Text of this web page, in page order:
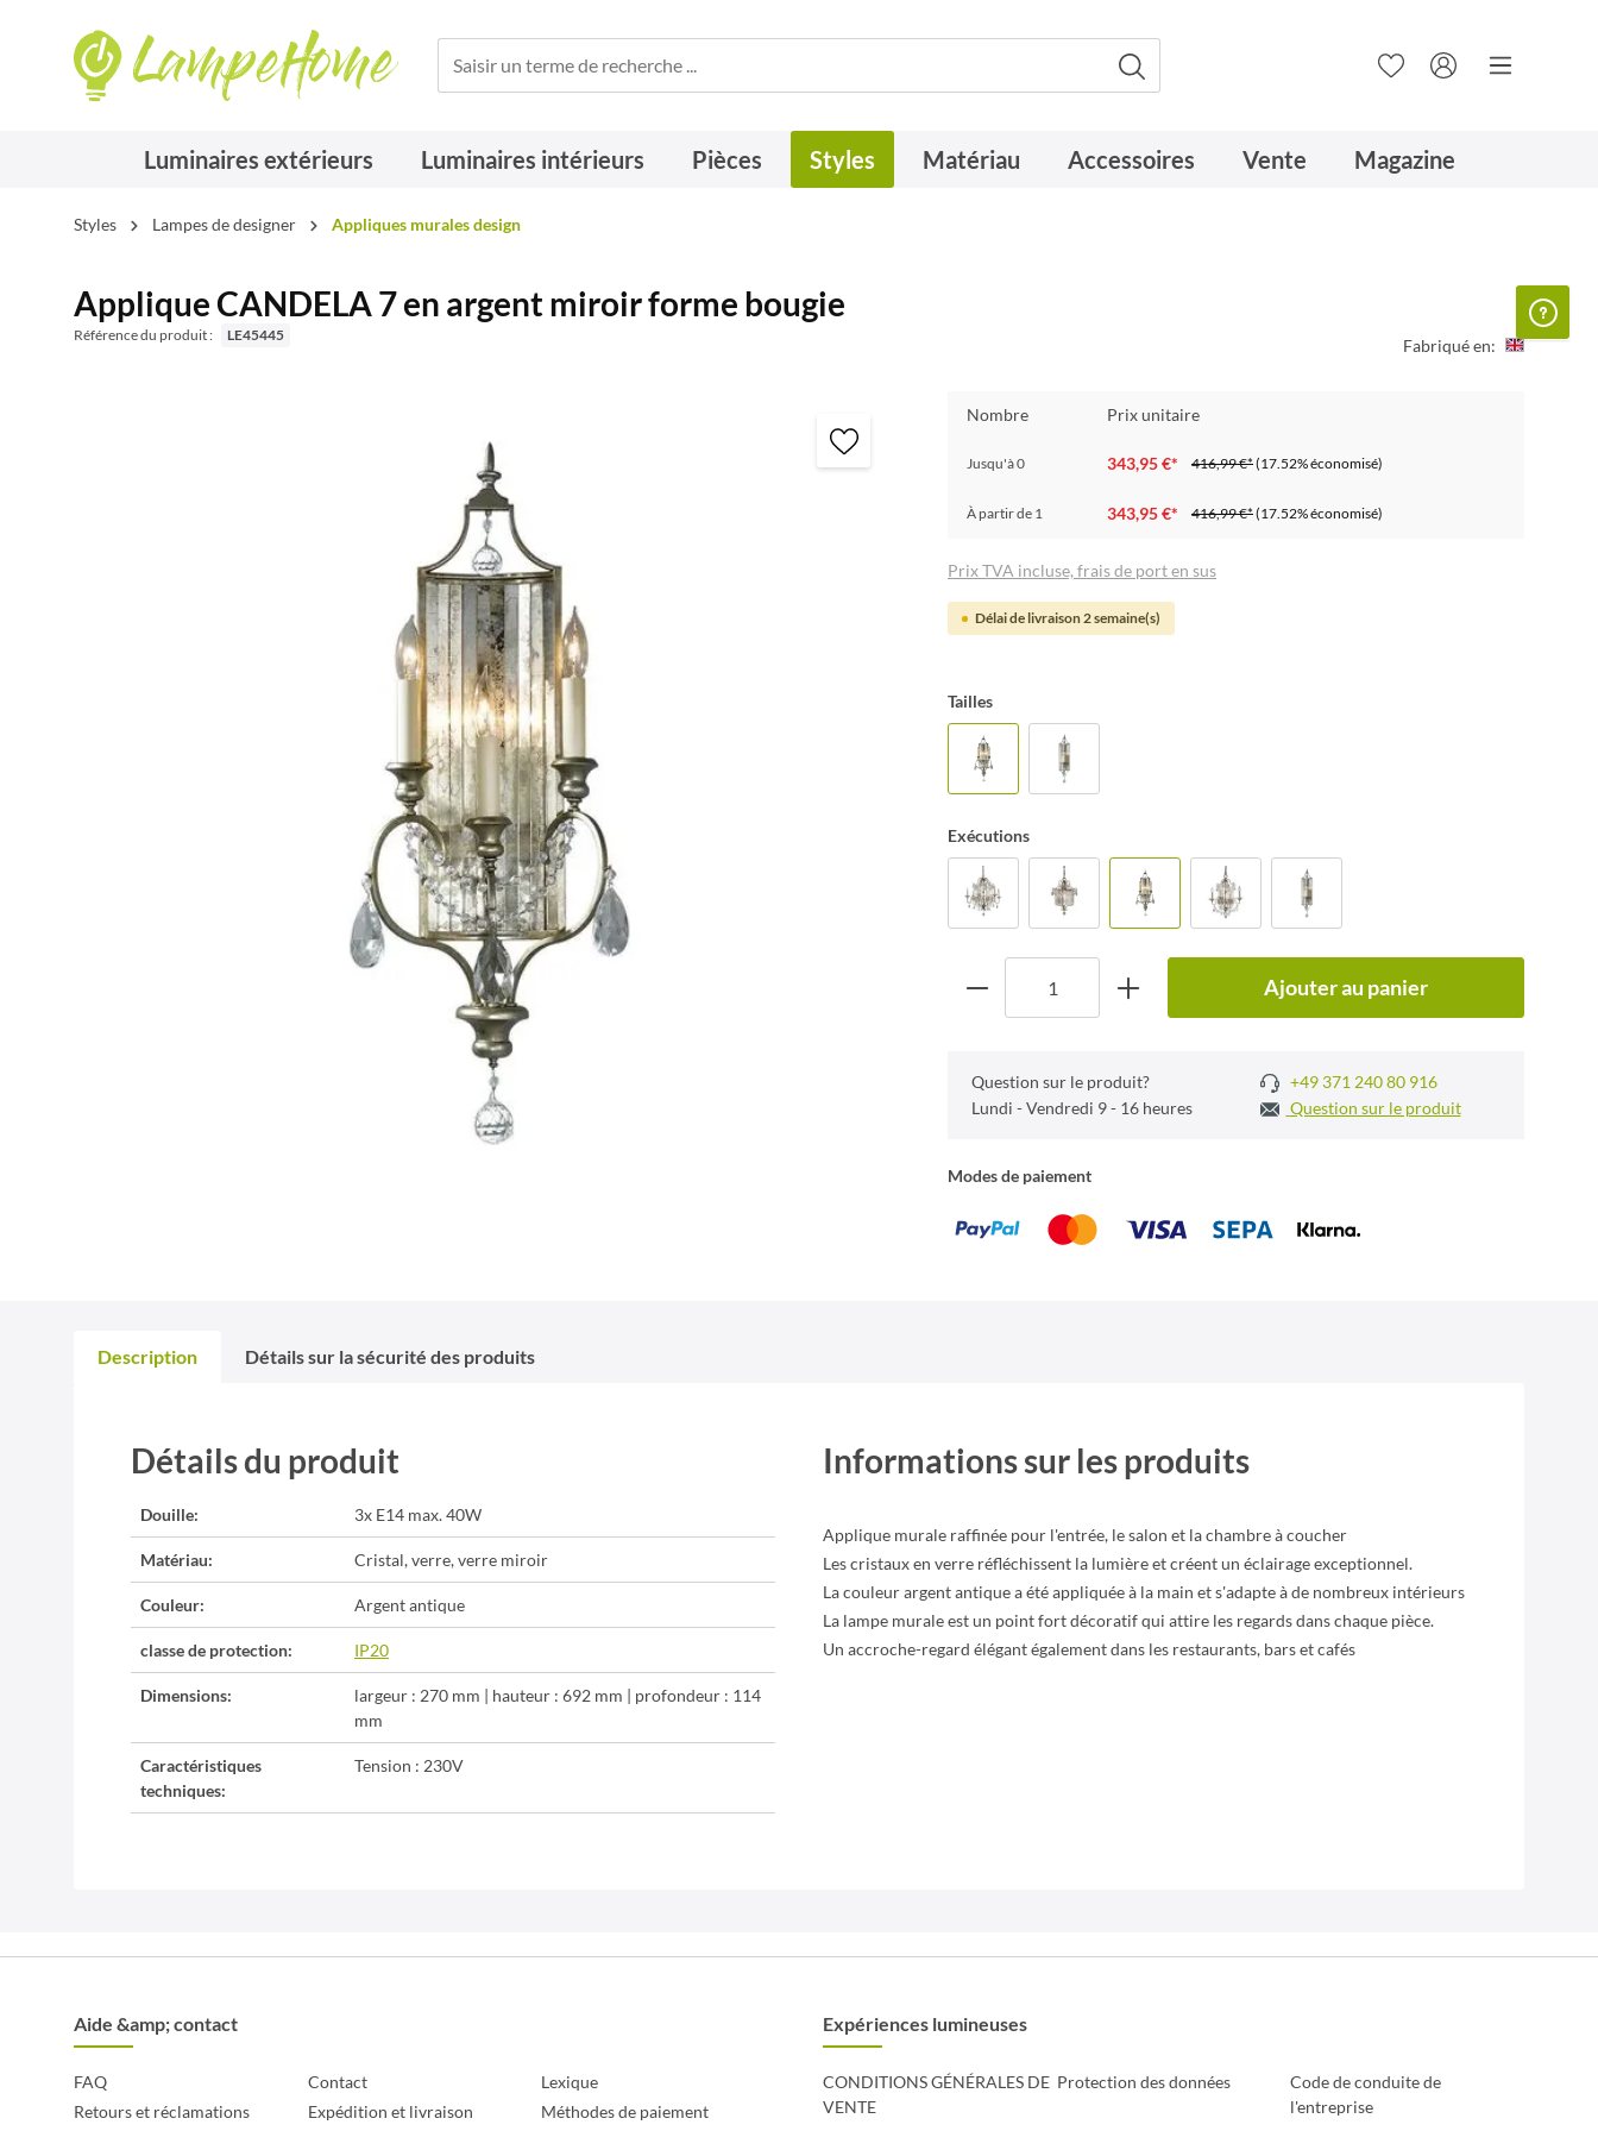
Luminaires extérieurs Luminaires intérieurs Pièces Styles Matériau Accessoires Vente Magazine
Styles Lampes de designer Appliques murales design
Applique CANDELA 7 en argent miroir forme bougie
Référence du produit : LE45445 Fabriqué en:
Nombre Prix unitaire
Jusqu'à0 343,95 €* 416,99 €*(17.52% économisé)
À partir de 1 343,95 €* 416,99 €*(17.52% économisé)
Prix TVA incluse, frais de port en sus
Délai de livraison 2 semaine(s)
Tailles
Exécutions
Ajouter au panier
Question sur le produit?
+49 371 240 80 916
Lundi - Vendredi 9 - 16 heures
Question sur le produit
Modes de paiement
Description Détails sur la sécurité des produits
Détails du produit
Douille: 3x E14 max. 40W
Matériau: Cristal, verre, verre miroir
Couleur: Argent antique
classe de protection: IP20
Dimensions:
largeur : 270 mm | hauteur : 692 mm | profondeur : 114
mm
Caractéristiques
techniques:
Tension : 230V
Informations sur les produits
Applique murale raffinée pour l'entrée, le salon et la chambre à coucher
Les cristaux en verre réfléchissent la lumière et créent un éclairage exceptionnel.
La couleur argent antique a été appliquée à la main et s'adapte à de nombreux intérieurs
La lampe murale est un point fort décoratif qui attire les regards dans chaque pièce.
Un accroche-regard élégant également dans les restaurants, bars et cafés
Aide &amp; contact
FAQ Contact
Lexique
Retours et réclamations
Expédition et livraison Méthodes de paiement
Expériences lumineuses
CONDITIONS GÉNÉRALES DE
VENTE
Protection des données
Code de conduite de
l'entreprise